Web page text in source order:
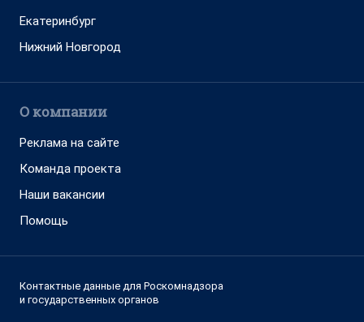
Екатеринбург
Нижний Новгород
О компании
Реклама на сайте
Команда проекта
Наши вакансии
Помощь
Контактные данные для Роскомнадзора
и государственных органов